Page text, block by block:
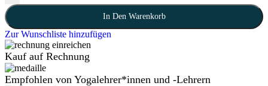
In Den Warenkorb
Zur Wunschliste hinzufügen
Kauf auf Rechnung
Empfohlen von Yogalehrer*innen und -Lehrern